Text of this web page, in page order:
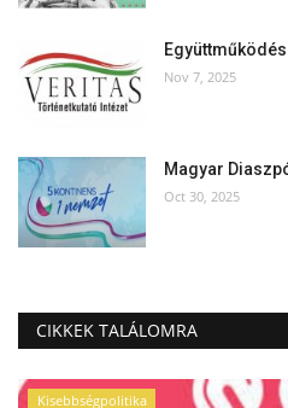
Együttműködés
Nov 7, 2025
Magyar
Oct 30, 2025
CIKKEK TALÁLOMRA
Kisebbségpolitika